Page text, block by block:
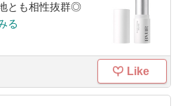
とも相性抜群◎
る
Like